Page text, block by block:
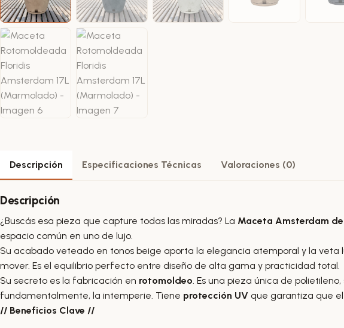
Descripción Especificaciones Técnicas Valoraciones (0)
Descripción
¿Buscás esa pieza que capture todas las miradas? La Maceta Amsterdam
espacio común en uno de lujo.
Su acabado veteado en tonos beige aporta la elegancia atemporal y la veta
mover. Es el equilibrio perfecto entre diseño de alta gama y practicidad total.
Su secreto es la fabricación en rotomoldeo . Es una pieza única de
fundamentalmente, la intemperie. Tiene protección UV que garantiza que
// Beneficios Clave //